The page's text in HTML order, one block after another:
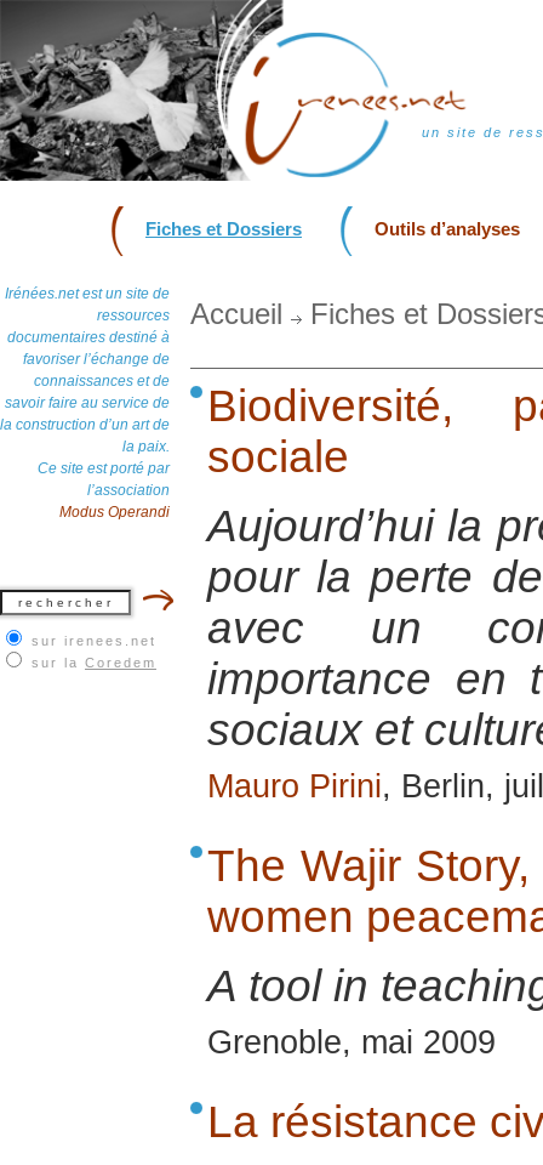
un site de
Fiches et Dossiers Outils d’analyses
Irénées.net est un site de
ressources
documentaires destiné à
favoriser l’échange de
connaissances et de
savoir faire au service de
la construction d’un art de
la paix.
Ce site est porté par
l’association
Modus Operandi
sur irenees.net
sur la Coredem
Accueil Fiches et
Biodiversité,
sociale
Aujourd’hui la
pour la perte
avec un
importance en
sociaux et
Mauro Pirini, Berlin,
The Wajir
women
A tool in
Grenoble, mai 2009
La résistance